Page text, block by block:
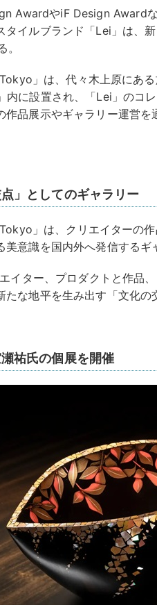
AwardやiF Design Award
タイルブランド「Lei」は、
」は、代々木上原にあ
に設置され、「Lei」のコ
作品展示やギャラリー運営
点」としてのギャラリー
」は、クリエイターの
美意識を国内外へ発信するギ
エイター、プロダクトと作品
たな地平を生み出す「文化の
祐氏の個展を開催